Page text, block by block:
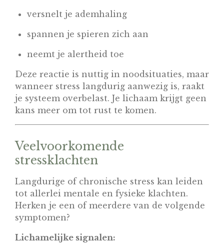
versnelt je ademhaling
spannen je spieren zich aan
neemt je alertheid toe
Deze reactie is nuttig in noodsituaties, maar
wanneer stress langdurig aanwezig is, raakt
je systeem overbelast. Je lichaam krijgt geen
kans meer om tot rust te komen.
Veelvoorkomende
stressklachten
Langdurige of chronische stress kan leiden
tot allerlei mentale en fysieke klachten.
Herken je een of meerdere van de volgende
symptomen?
Lichamelijke signalen: